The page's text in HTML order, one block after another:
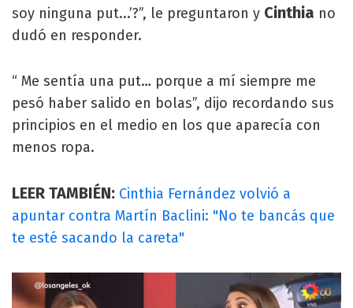
soy ninguna put...’?”, le preguntaron y Cinthia no
dudó en responder.
“ Me sentía una put… porque a mí siempre me
pesó haber salido en bolas”, dijo recordando sus
principios en el medio en los que aparecía con
menos ropa.
LEER TAMBIÉN: Cinthia Fernández volvió a
apuntar contra Martín Baclini: "No te bancás que
te esté sacando la careta"